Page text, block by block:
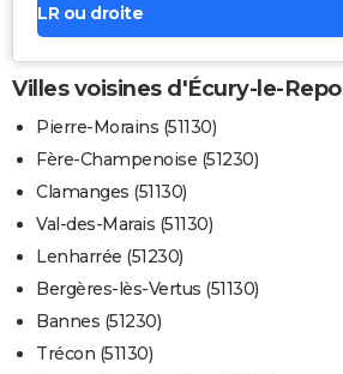
LR ou droite
Villes voisines d'Écury-le-
Pierre-Morains (51130)
Fère-Champenoise (51230)
Clamanges (51130)
Val-des-Marais (51130)
Lenharrée (51230)
Bergères-lès-Vertus (51130)
Bannes (51230)
Trécon (51130)